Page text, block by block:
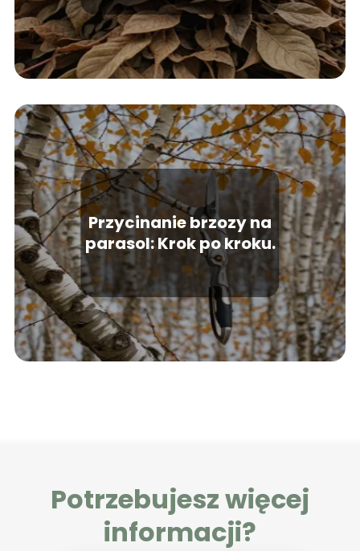
Przycinanie brzozy na
parasol: Krok po kroku.
Potrzebujesz więcej
informacji?